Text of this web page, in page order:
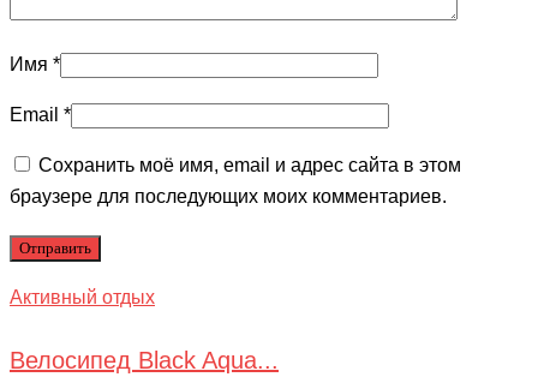
Имя *
Email *
Сохранить моё имя, email и адрес сайта в этом
браузере для последующих моих комментариев.
Активный отдых
Велосипед Black Aqua...